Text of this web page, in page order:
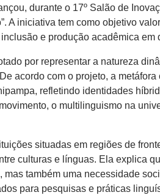
durante o 17º Salão de
A iniciativa tem como objetivo
e produção acadêmica em
por representar a natureza
acordo com o projeto, a
refletindo identidades
o multilinguismo na
situadas em regiões de
culturas e línguas. Ela explica
também uma necessidade
para pesquisas e práticas